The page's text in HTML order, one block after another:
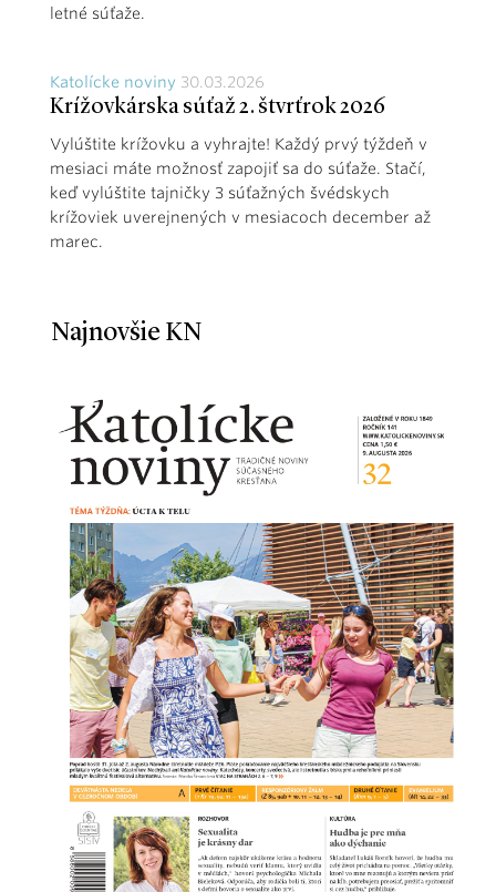
letné súťaže.
Katolícke noviny 30.03.2026
Krížovkárska súťaž 2. štvrťrok 2026
Vylúštite krížovku a vyhrajte! Každý prvý týždeň v
mesiaci máte možnosť zapojiť sa do súťaže. Stačí,
keď vylúštite tajničky 3 súťažných švédskych
krížoviek uverejnených v mesiacoch december až
marec.
Najnovšie KN